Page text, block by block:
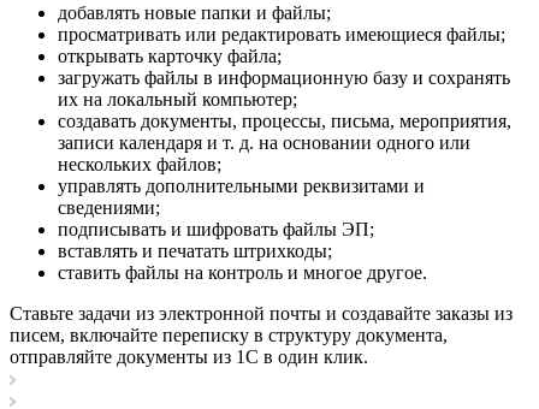
добавлять новые папки и файлы;
просматривать или редактировать имеющиеся файлы;
открывать карточку файла;
загружать файлы в информационную базу и сохранять
их на локальный компьютер;
создавать документы, процессы, письма, мероприятия,
записи календаря и т. д. на основании одного или
нескольких файлов;
управлять дополнительными реквизитами и
сведениями;
подписывать и шифровать файлы ЭП;
вставлять и печатать штрихкоды;
ставить файлы на контроль и многое другое.
Ставьте задачи из электронной почты и создавайте заказы из
писем, включайте переписку в структуру документа,
отправляйте документы из 1С в один клик.